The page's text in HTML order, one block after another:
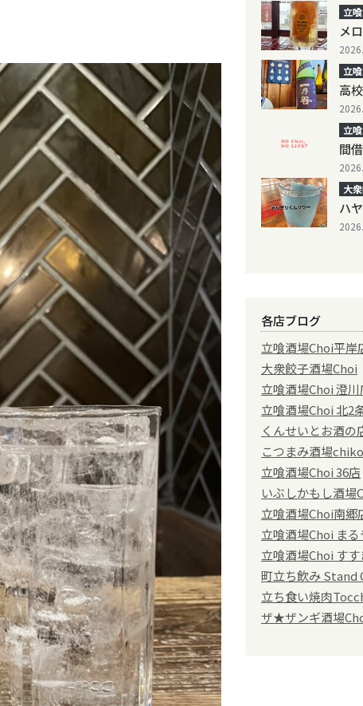
立
メ
立
高
立
間
大
ハ
各店ブログ
立喰酒場Choi平岸
大衆餃子酒場Choi
立喰酒場Choi 澄川
立喰酒場Choi 北2
くんせいとお酒の
こつまみ酒場chiko
立喰酒場Choi 36店
いぶしかもし酒場
立喰酒場Choi南郷
立喰酒場Choi ま
立喰酒場Choi す
町立ち飲み Stand
立ち食い焼肉
ザ★ザンギ酒場